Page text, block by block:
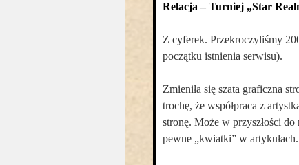
Relacja – Turniej „Star
Z cyferek. Przekroczyliśmy
początku istnienia serwisu).
Zmieniła się szata graficzna
trochę, że współpraca z
stronę. Może w przyszłości
pewne „kwiatki” w